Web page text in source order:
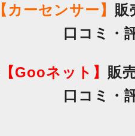
【カーセンサー】 販
口コミ・
【Gooネット】 販
口コミ・